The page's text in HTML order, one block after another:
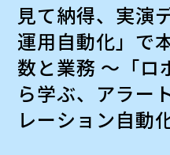
見て納得、実演
運用自動化」で
数と業務 〜「ロ
ら学ぶ、アラー
レーション自動